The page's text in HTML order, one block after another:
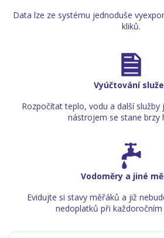
Data lze ze systému jednoduše
kliků.
Vyúčtování
Rozpočítat teplo, vodu a další služby
nástrojem se stane brzy
Vodoměry a jiné
Evidujte si stavy měřáků a již
nedoplatků při každoročním